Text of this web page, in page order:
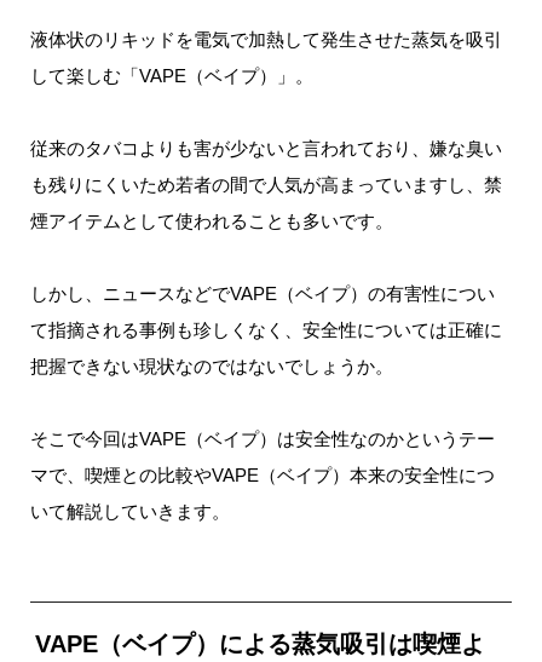
液体状のリキッドを電気で加熱して発生させた蒸気を吸引
して楽しむ「VAPE（ベイプ）」。
従来のタバコよりも害が少ないと言われており、嫌な臭い
も残りにくいため若者の間で人気が高まっていますし、禁
煙アイテムとして使われることも多いです。
しかし、ニュースなどでVAPE（ベイプ）の有害性につい
て指摘される事例も珍しくなく、安全性については正確に
把握できない現状なのではないでしょうか。
そこで今回はVAPE（ベイプ）は安全性なのかというテー
マで、喫煙との比較やVAPE（ベイプ）本来の安全性につ
いて解説していきます。
VAPE（ベイプ）による蒸気吸引は喫煙よ